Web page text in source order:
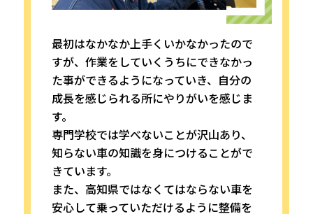
最初はなかなか上手くいかなかったので
すが、作業をしていくうちにできなかっ
た事ができるようになっていき、自分の
成長を感じられる所にやりがいを感じま
す。
専門学校では学べないことが沢山あり、
知らない車の知識を身につけることがで
きています。
また、高知県ではなくてはならない車を
安心して乗っていただけるように整備を